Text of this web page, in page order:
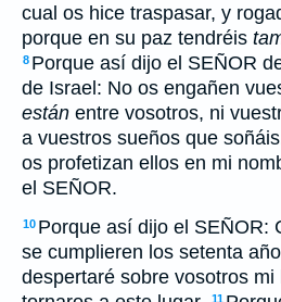
cual os hice traspasar, y
porque en su paz tendréis
8 Porque así dijo el SEÑOR
de Israel: No os engañen
están entre vosotros, ni
a vuestros sueños que
os profetizan ellos en mi
el SEÑOR.
10 Porque así dijo el SEÑOR:
se cumplieren los setenta
despertaré sobre vosotros
11